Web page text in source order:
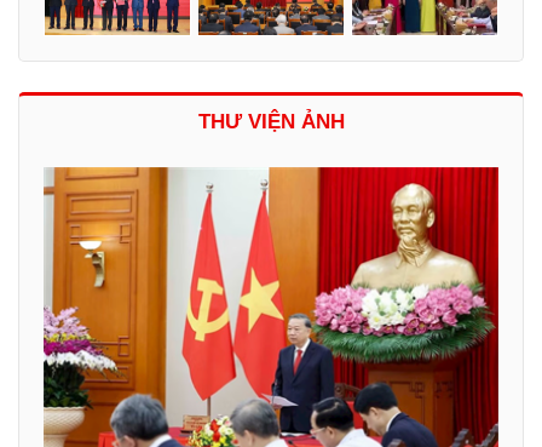
THƯ VIỆN ẢNH